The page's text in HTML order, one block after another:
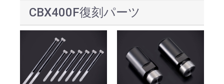
CBX400F復刻パーツ